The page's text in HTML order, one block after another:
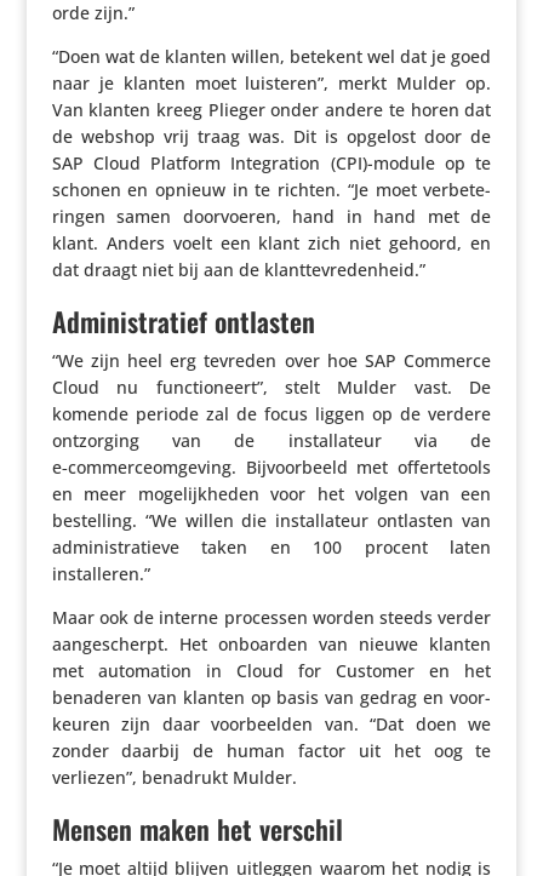
orde zijn.”
“Doen wat de klanten willen, betekent wel dat je goed
naar je klanten moet luisteren”, merkt Mulder op.
Van klanten kreeg Plieger onder andere te horen dat
de webshop vrij traag was. Dit is opgelost door de
SAP Cloud Platform Inte­gra­tion (CPI)-module op te
schonen en opnieuw in te richten. “Je moet verbe­te­
ringen samen door­voeren, hand in hand met de
klant. Anders voelt een klant zich niet gehoord, en
dat draagt niet bij aan de klanttevredenheid.”
Administratief ontlasten
“We zijn heel erg tevreden over hoe SAP Commerce
Cloud nu func­ti­o­neert”, stelt Mulder vast. De
komende periode zal de focus liggen op de verdere
ontzor­ging van de instal­la­teur via de
e‑commerceomgeving. Bijvoor­beeld met offer­te­tools
en meer moge­lijk­heden voor het volgen van een
bestel­ling. “We willen die instal­la­teur ontlasten van
admi­ni­stra­tieve taken en 100 procent laten
installeren.”
Maar ook de interne processen worden steeds verder
aange­scherpt. Het onboarden van nieuwe klanten
met auto­ma­tion in Cloud for Customer en het
benaderen van klanten op basis van gedrag en voor­
keuren zijn daar voor­beelden van. “Dat doen we
zonder daarbij de human factor uit het oog te
verliezen”, benadrukt Mulder.
Mensen maken het verschil
“Je moet altijd blijven uitleggen waarom het nodig is